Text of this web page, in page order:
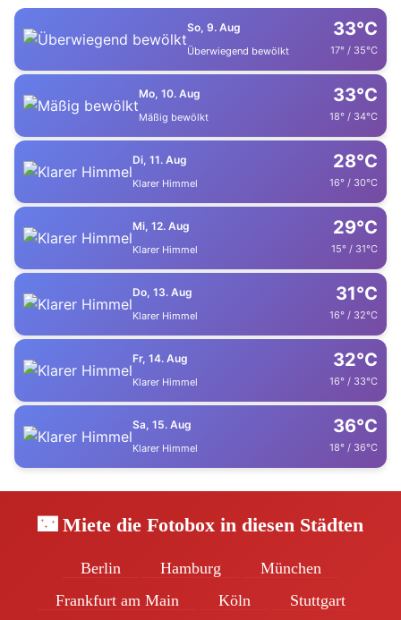
So, 9. Aug
Überwiegend bewölkt
33°C
17° / 35°C
Mo, 10. Aug
Mäßig bewölkt
33°C
18° / 34°C
Di, 11. Aug
Klarer Himmel
28°C
16° / 30°C
Mi, 12. Aug
Klarer Himmel
29°C
15° / 31°C
Do, 13. Aug
Klarer Himmel
31°C
16° / 32°C
Fr, 14. Aug
Klarer Himmel
32°C
16° / 33°C
Sa, 15. Aug
Klarer Himmel
36°C
18° / 36°C
🌃 Miete die Fotobox in diesen Städten
Berlin Hamburg
München
Frankfurt am Main
Köln Stuttgart